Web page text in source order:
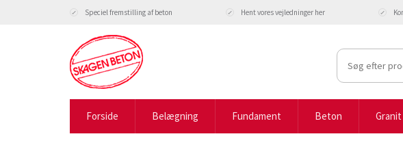
Speciel fremstilling af beton Hent vores vejledninger her
Forside Belægning Fundament Beton Granit